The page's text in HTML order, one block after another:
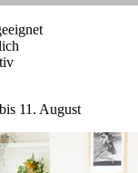
11. August